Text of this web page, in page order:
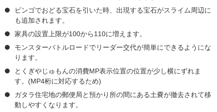
ビンゴでおどる宝石を引いた時、出現する宝石がスライム周辺に
も追加されます。
家具の設置上限が100から110に増えます。
モンスターバトルロードでリーダー交代が簡単にできるようにな
ります。
とくぎやじゅもんの消費MP表示位置の位置が少し横にずれま
す。(MP4桁に対応するため)
ガタラ住宅地の郵便局と預かり所の間にある土嚢が撤去されて移
動しやすくなります。